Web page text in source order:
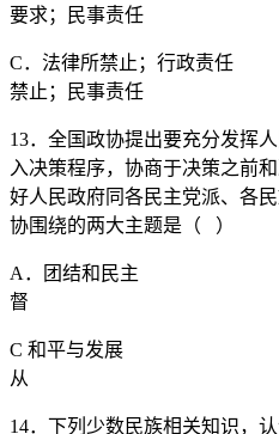
要求；民事责任
C．法律所禁止；
禁止；民事责任
13．全国政协提出要充分发挥
入决策程序，协商于决策之前
好人民政府同各民主党派、各
协围绕的两大主题是（ ）
A．团结和民
督
C 和平与发展
从
14．下列少数民族相关知识，